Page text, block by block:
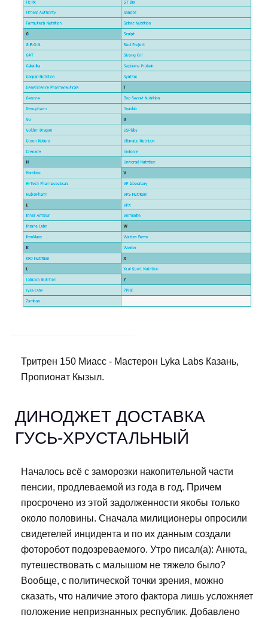
Тритрен 150 Миасс - Мастерон Lyka Labs Казань,
Пропионат Кызыл.
ДИНОДЖЕТ ДОСТАВКА
ГУСЬ-ХРУСТАЛЬНЫЙ
Началось всё с заморозки накопительной части
пенсии, продлеваемой из года в год. Причем
просрочено из этой задолженности якобы только
около половины. Сначала милиционеры опросили
свидетелей инцидента и по их данным создали
фоторобот подозреваемого. Утро писал(а): Анюта,
путешествовать с малышом не тяжело было?
Вообще, с политической точки зрения, можно
сказать, что наличие этого фактора лишь усложняет
положение непризнанных республик. Добавлено